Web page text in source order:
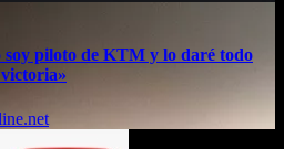
soy piloto de KTM y lo daré todo